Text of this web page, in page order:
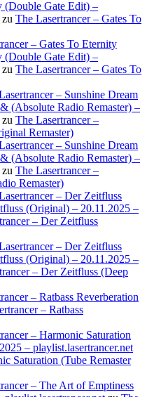
(Double Gate Edit) –
zu The Lasertrancer – Gates To
– Gates To Eternity
(Double Gate Edit) –
zu The Lasertrancer – Gates To
– Sunshine Dream
(Absolute Radio Remaster) –
zu The Lasertrancer –
Remaster)
– Sunshine Dream
(Absolute Radio Remaster) –
zu The Lasertrancer –
Remaster)
– Der Zeitfluss
(Original) – 20.11.2025 –
– Der Zeitfluss
– Der Zeitfluss
(Original) – 20.11.2025 –
– Der Zeitfluss (Deep
– Ratbass Reverberation
– Ratbass
– Harmonic Saturation
– playlist.lasertrancer.net
Saturation (Tube Remaster
– The Art of Emptiness